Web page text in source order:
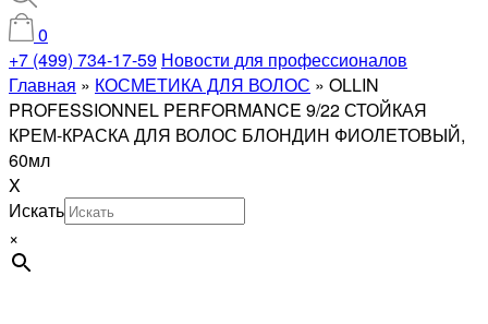
0
+7 (499) 734-17-59 Новости для профессионалов
Главная » КОСМЕТИКА ДЛЯ ВОЛОС » OLLIN
PROFESSIONNEL PERFORMANCE 9/22 СТОЙКАЯ
КРЕМ-КРАСКА ДЛЯ ВОЛОС БЛОНДИН ФИОЛЕТОВЫЙ,
60мл
X
Искать
×